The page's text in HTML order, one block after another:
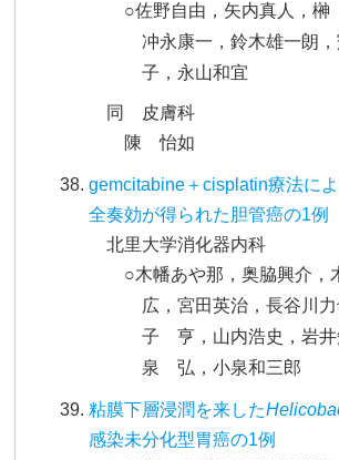
○佐野自由，矢内真人，榊
冲永康一，鈴木雄一朗
子，永山和宜
同 皮膚科
陳 怡如
gemcitabine＋cisplatin療法に
全奏効が得られた胆管癌の1例
北里大学消化器内科
○木幡あや那，奥脇興介，
広，宮田英治，長谷川
子 亨，山内浩史，岩井
泉 弘，小泉和三郎
粘膜下層浸潤を来した
感染未分化型胃癌の1例